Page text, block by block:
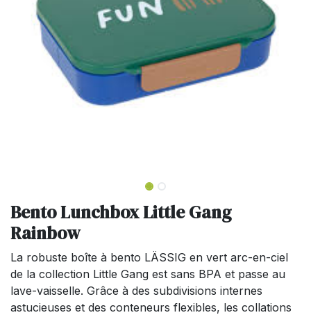
Bento Lunchbox Little Gang
Rainbow
La robuste boîte à bento LÄSSIG en vert arc-en-ciel
de la collection Little Gang est sans BPA et passe au
lave-vaisselle. Grâce à des subdivisions internes
astucieuses et des conteneurs flexibles, les collations